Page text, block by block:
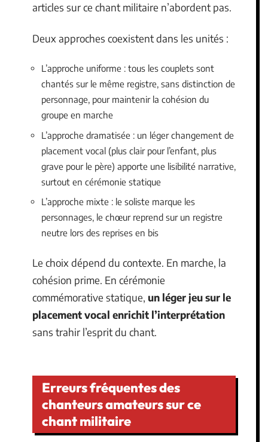
articles sur ce chant militaire n’abordent pas.
Deux approches coexistent dans les unités :
L’approche uniforme : tous les couplets sont
chantés sur le même registre, sans distinction de
personnage, pour maintenir la cohésion du
groupe en marche
L’approche dramatisée : un léger changement de
placement vocal (plus clair pour l’enfant, plus
grave pour le père) apporte une lisibilité narrative,
surtout en cérémonie statique
L’approche mixte : le soliste marque les
personnages, le chœur reprend sur un registre
neutre lors des reprises en bis
Le choix dépend du contexte. En marche, la
cohésion prime. En cérémonie
commémorative statique, un léger jeu sur le
placement vocal enrichit l’interprétation
sans trahir l’esprit du chant.
Erreurs fréquentes des
chanteurs amateurs sur ce
chant militaire